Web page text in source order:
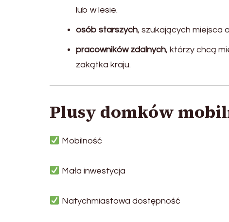
lub w lesie.
osób starszych, szukających miejsca
pracowników zdalnych, którzy chcą
zakątka kraju.
Plusy domków
Mobilność
Mała inwestycja
Natychmiastowa dostępność